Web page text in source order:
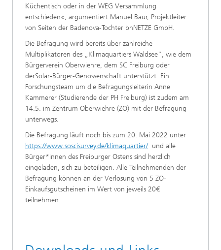
Küchentisch oder in der WEG Versammlung
entschieden«, argumentiert Manuel Baur, Projektleiter
von Seiten der Badenova-Tochter bnNETZE GmbH.
Die Befragung wird bereits über zahlreiche
Multiplikatoren des „Klimaquartiers Waldsee“, wie dem
Bürgerverein Oberwiehre, dem SC Freiburg oder
derSolar-Bürger-Genossenschaft unterstützt. Ein
Forschungsteam um die Befragungsleiterin Anne
Kammerer (Studierende der PH Freiburg) ist zudem am
14.5. im Zentrum Oberwiehre (ZO) mit der Befragung
unterwegs.
Die Befragung läuft noch bis zum 20. Mai 2022 unter
https://www.soscisurvey.de/klimaquartier/und alle
Bürger*innen des Freiburger Ostens sind herzlich
eingeladen, sich zu beteiligen. Alle Teilnehmenden der
Befragung können an der Verlosung von 5 ZO-
Einkaufsgutscheinen im Wert von jeweils 20€
teilnehmen.